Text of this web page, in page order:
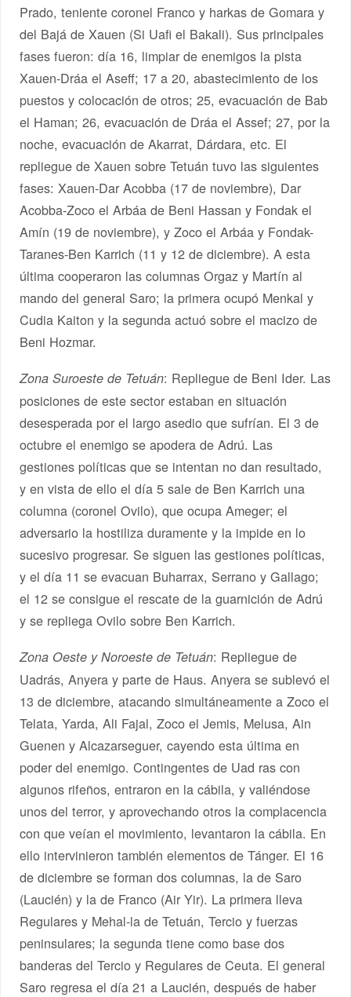
Prado, teniente coronel Franco y harkas de Gomara y
del Bajá de Xauen (Si Uafi el Bakali). Sus principales
fases fueron: día 16, limpiar de enemigos la pista
Xauen-Dráa el Aseff; 17 a 20, abastecimiento de los
puestos y colocación de otros; 25, evacuación de Bab
el Haman; 26, evacuación de Dráa el Assef; 27, por la
noche, evacuación de Akarrat, Dárdara, etc. El
repliegue de Xauen sobre Tetuán tuvo las siguientes
fases: Xauen-Dar Acobba (17 de noviembre), Dar
Acobba-Zoco el Arbáa de Beni Hassan y Fondak el
Amín (19 de noviembre), y Zoco el Arbáa y Fondak-
Taranes-Ben Karrich (11 y 12 de diciembre). A esta
última cooperaron las columnas Orgaz y Martín al
mando del general Saro; la primera ocupó Menkal y
Cudia Kaiton y la segunda actuó sobre el macizo de
Beni Hozmar.
Zona Suroeste de Tetuán: Repliegue de Beni Ider. Las
posiciones de este sector estaban en situación
desesperada por el largo asedio que sufrían. El 3 de
octubre el enemigo se apodera de Adrú. Las
gestiones políticas que se intentan no dan resultado,
y en vista de ello el día 5 sale de Ben Karrich una
columna (coronel Ovilo), que ocupa Ameger; el
adversario la hostiliza duramente y la impide en lo
sucesivo progresar. Se siguen las gestiones políticas,
y el día 11 se evacuan Buharrax, Serrano y Gallago;
el 12 se consigue el rescate de la guarnición de Adrú
y se repliega Ovilo sobre Ben Karrich.
Zona Oeste y Noroeste de Tetuán: Repliegue de
Uadrás, Anyera y parte de Haus. Anyera se sublevó el
13 de diciembre, atacando simultáneamente a Zoco el
Telata, Yarda, Ali Fajal, Zoco el Jemis, Melusa, Ain
Guenen y Alcazarseguer, cayendo esta última en
poder del enemigo. Contingentes de Uad ras con
algunos rifeños, entraron en la cábila, y valiéndose
unos del terror, y aprovechando otros la complacencia
con que veían el movimiento, levantaron la cábila. En
ello intervinieron también elementos de Tánger. El 16
de diciembre se forman dos columnas, la de Saro
(Laucién) y la de Franco (Air Yir). La primera lleva
Regulares y Mehal-la de Tetuán, Tercio y fuerzas
peninsulares; la segunda tiene como base dos
banderas del Tercio y Regulares de Ceuta. El general
Saro regresa el día 21 a Laucién, después de haber